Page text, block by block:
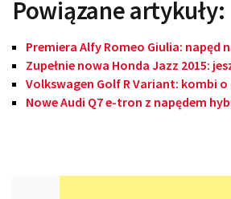
Powiązane artykuły:
Premiera Alfy Romeo Giulia: napęd
Zupełnie nowa Honda Jazz 2015:
Volkswagen Golf R Variant: kombi
Nowe Audi Q7 e-tron z napędem